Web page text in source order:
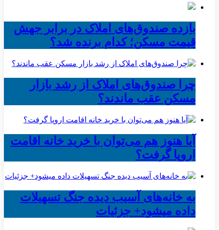
بازده صندوق‌های املاک در برابر جهش
قیمت مسکن؛ کدام برنده شد؟
چرا صندوق‌های املاک از رشد بازار
مسکن عقب ماندند؟
آیا هنوز هم می‌توان با خرید خانه اقامت
اروپا گرفت؟
به خانه‌های آسیب دیده جنگ تسهیلات
داده میشود+ جزئیات